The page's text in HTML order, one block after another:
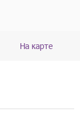
На карте